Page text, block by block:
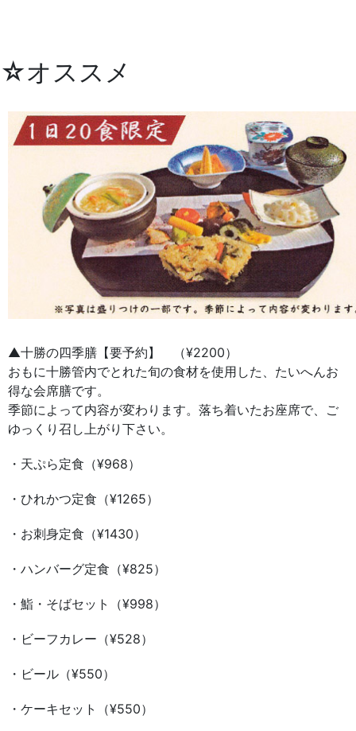
☆オススメ
▲十勝の四季膳【要予約】 （¥2200）
おもに十勝管内でとれた旬の食材を使用した、たいへんお
得な会席膳です。
季節によって内容が変わります。落ち着いたお座席で、ご
ゆっくり召し上がり下さい。
・天ぷら定食（¥968）
・ひれかつ定食（¥1265）
・お刺身定食（¥1430）
・ハンバーグ定食（¥825）
・鮨・そばセット（¥998）
・ビーフカレー（¥528）
・ビール（¥550）
・ケーキセット（¥550）